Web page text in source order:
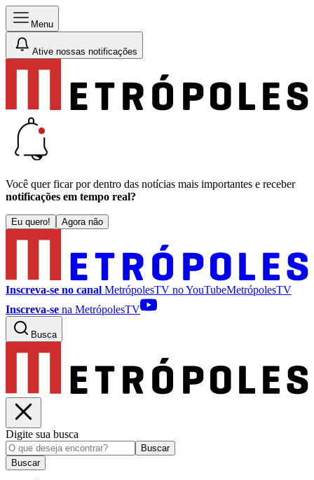
Menu
Ative nossas notificações
Você quer ficar por dentro das notícias mais importantes e receber
notificações em tempo real?
Eu quero! Agora não
Inscreva-se no canal MetrópolesTV noYouTubeMetrópolesTV
Inscreva-se na MetrópolesTV
Busca
Digite sua busca
Buscar
Buscar